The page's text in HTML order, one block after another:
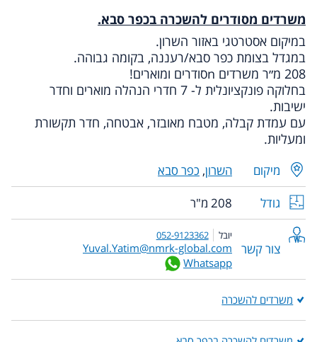
משרדים מסודרים להשכרה בכפר סבא.
במיקום אסטרטגי באזור השרון.
במגדל בצומת כפר סבא/רעננה, בקומה גבוהה.
208 מ״ר משרדים nסודרים ומוארים!
בחלוקה פונקציונלית ל- 7 חדרי הנהלה מוארים וחדר
ישיבות.
עם עמדת קבלה, מטבח מאובזר, אבטחה, חדר תקשורת
ומעליות.
מיקום השרון, כפר סבא
גודל
208 מ"ר
צור קשר
יובל 052-9123362
Yuval.Yatim@nmrk-global.com
Whatsapp
משרדים להשכרה